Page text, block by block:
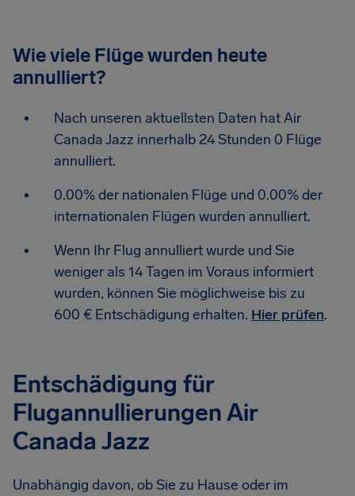
Wie viele Flüge wurden heute
annulliert?
Nach unseren aktuellsten Daten hat Air
Canada Jazz innerhalb 24 Stunden 0 Flüge
annulliert.
0.00% der nationalen Flüge und 0.00% der
internationalen Flügen wurden annulliert.
Wenn Ihr Flug annulliert wurde und Sie
weniger als 14 Tagen im Voraus informiert
wurden, können Sie möglichweise bis zu
600 € Entschädigung erhalten. Hier prüfen.
Entschädigung für
Flugannullierungen Air
Canada Jazz
Unabhängig davon, ob Sie zu Hause oder im